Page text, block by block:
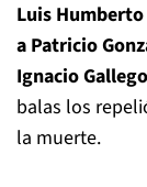
Luis
a Patricio
Ignacio
balas los
la muerte.